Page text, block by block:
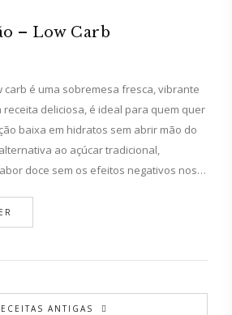
– Low Carb
carb é uma sobremesa fresca, vibrante
receita deliciosa, é ideal para quem quer
baixa em hidratos sem abrir mão do
ao açúcar tradicional,
doce sem os efeitos negativos nos…
ANTIGAS